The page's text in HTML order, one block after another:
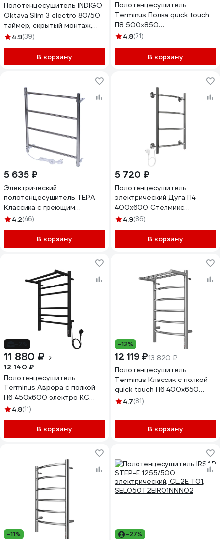
Полотенцесушитель INDIGO
Oktava Slim 3 electro 80/50
таймер, скрытый монтаж,
универсальное подключение
4.9(39)
В корзину
Полотенцесушитель
Terminus Полка quick touch
П8 500x850
4670078524836
4.8(71)
В корзину
5 635 ₽
Электрический
полотенцесушитель ТЕРА
Классика с греющим
кабелем 500x600 ПСН-09-
4.2(46)
В корзину
5 720 ₽
Полотенцесушитель
электрический Дуга П4
400x600 Стелмикс
4670078543042
4.9(86)
В корзину
11 880 ₽
12 140 ₽
Полотенцесушитель
Terminus Аврора с полкой
П6 450x600 электро КС
9005 матовый
4.8(11)
В корзину
-12%
12 119 ₽13 820 ₽
Полотенцесушитель
Terminus Классик с полкой
quick touch П6 400x650
4670078531384
4.7(81)
В корзину
-11% -27%